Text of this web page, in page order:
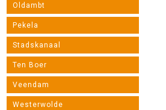
Oldambt
Pekela
Stadskanaal
Ten Boer
Veendam
Westerwolde